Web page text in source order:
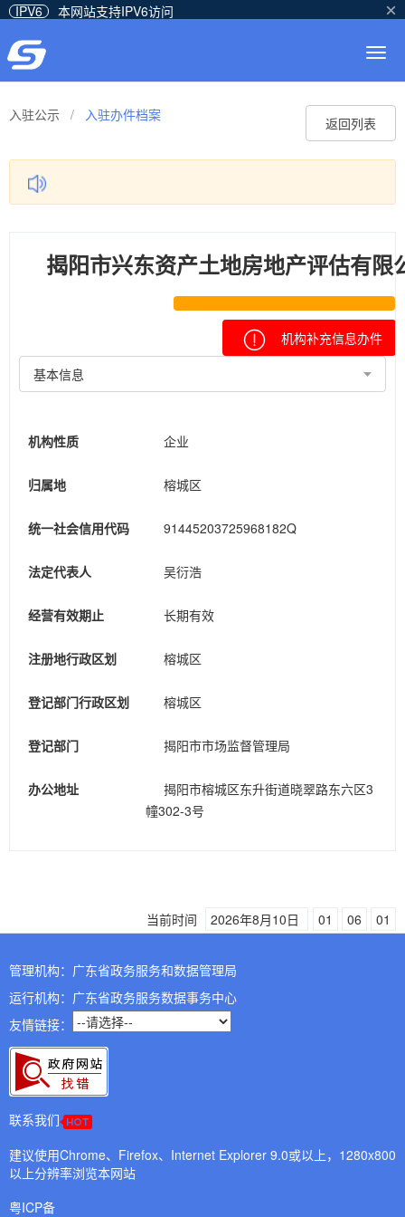
IPV6 本网站支持IPV6访问
入驻公示 / 入驻办件档案 返回列表
揭阳市兴东资产土地房地产评估有限
机构补充信息办件
机构性质 企业
归属地 榕城区
统一社会信用代码 91445203725968182Q
法定代表人 吴衍浩
经营有效期止 长期有效
注册地行政区划 榕城区
登记部门行政区划 榕城区
登记部门 揭阳市市场监督管理局
办公地址
揭阳市榕城区东升街道晓翠路东六区3
幢302-3号
当前时间 2026年8月10日 01 06 01
管理机构：广东省政务服务和数据管理局
运行机构：广东省政务服务数据事务中心
友情链接：
联系我们
建议使用Chrome、Firefox、Internet Explorer 9.0或以上，1280x800
以上分辨率浏览本网站
粤ICP备